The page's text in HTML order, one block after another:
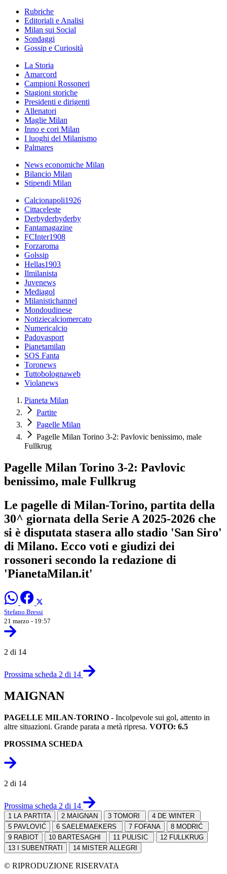
Rubriche
Editoriali e Analisi
Milan sui Social
Sondaggi
Gossip e Curiosità
La Storia
Amarcord
Campioni Rossoneri
Stagioni storiche
Presidenti e dirigenti
Allenatori
Maglie Milan
Inno e cori Milan
I luoghi del Milanismo
Palmares
News economiche Milan
Bilancio Milan
Stipendi Milan
Calcionapoli1926
Cittaceleste
Derbyderbyderby
Fantamagazine
FCInter1908
Forzaroma
Golssip
Hellas1903
Ilmilanista
Juvenews
Mediagol
Milanistichannel
Mondoudinese
Notiziecalciomercato
Numericalcio
Padovasport
Pianetamilan
SOS Fanta
Toronews
Tuttobolognaweb
Violanews
Pianeta Milan
Partite
Pagelle Milan
Pagelle Milan Torino 3-2: Pavlovic benissimo, male
Fullkrug
Pagelle Milan Torino 3-2: Pavlovic
benissimo, male Fullkrug
Le pagelle di Milan-Torino, partita della
30^ giornata della Serie A 2025-2026 che
si è disputata stasera allo stadio 'San Siro'
di Milano. Ecco voti e giudizi dei
rossoneri secondo la redazione di
'PianetaMilan.it'
Stefano Bressi
21 marzo - 19:57
2 di 14
Prossima scheda 2 di 14
MAIGNAN
PAGELLE MILAN-TORINO - Incolpevole sui gol, attento in
altre situazioni. Grande parata a metà ripresa. VOTO: 6.5
PROSSIMA SCHEDA
2 di 14
Prossima scheda 2 di 14
1 LA PARTITA 2 MAIGNAN 3 TOMORI 4 DE WINTER
5 PAVLOVIĆ 6 SAELEMAEKERS 7 FOFANA 8 MODRIĆ
9 RABIOT 10 BARTESAGHI 11 PULISIC 12 FULLKRUG
13 I SUBENTRATI 14 MISTER ALLEGRI
© RIPRODUZIONE RISERVATA